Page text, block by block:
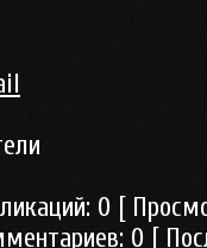
0 [
0 [